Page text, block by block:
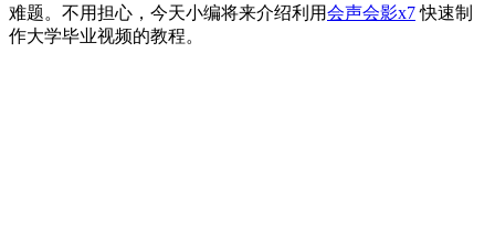
难题。不用担心，今天小编将来介绍利用会声会影x7快速制
作大学毕业视频的教程。